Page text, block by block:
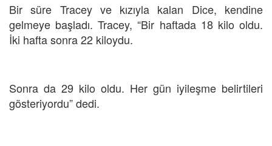
Bir süre Tracey ve kızıyla kalan Dice, kendine
gelmeye başladı. Tracey, “Bir haftada 18 kilo oldu.
İki hafta sonra 22 kiloydu.
Sonra da 29 kilo oldu. Her gün iyileşme belirtileri
gösteriyordu” dedi.